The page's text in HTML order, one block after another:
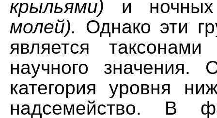
крыльями) и
молей). Однако эти
является
научного значения.
категория уровня
надсемейство. В